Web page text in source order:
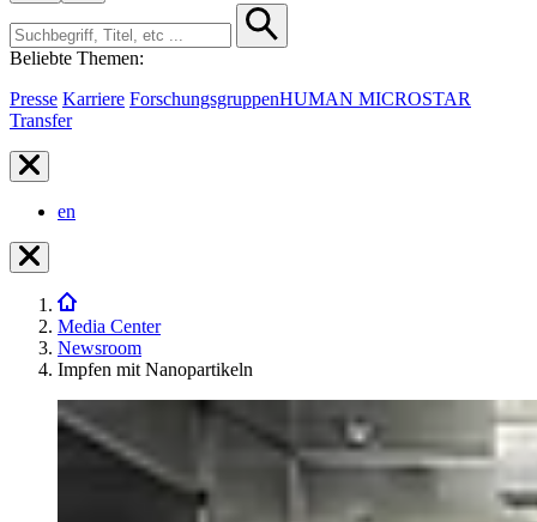
Beliebte Themen:
Presse Karriere ForschungsgruppenHUMAN MICROSTAR
Transfer
en
Media Center
Newsroom
Impfen mit Nanopartikeln